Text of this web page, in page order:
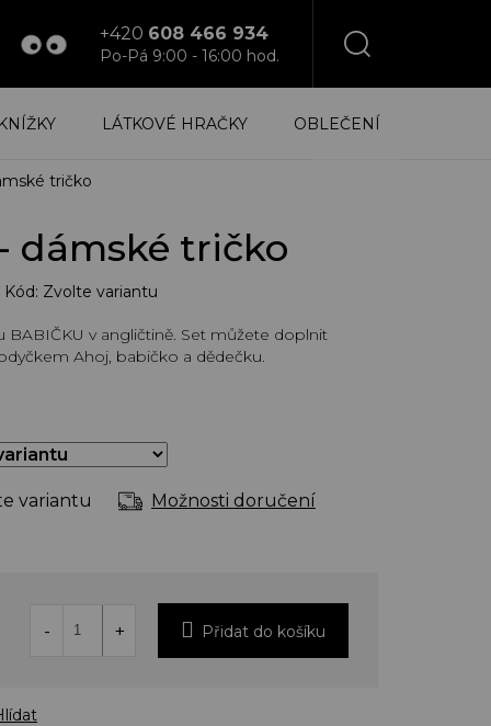
+420 608 466 934
Po-Pá 9:00 - 16:00 hod.
KOŠÍK
LÁTKOVÉ HRAČKY OBLEČENÍ
tričko
dámské tričko
Kód: Zvolte variantu
variantu Možnosti doručení
BABIČKU v angličtině. Set můžete doplnit
Ahoj, babičko a dědečku.
Přidat do košíku